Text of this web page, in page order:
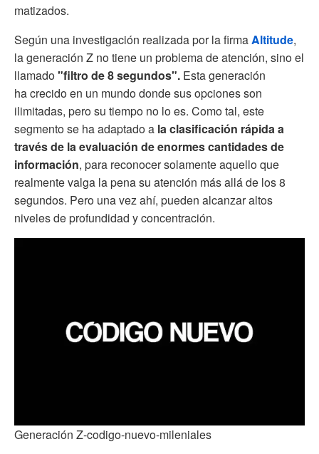
matizados.
Según una investigación realizada por la firmaAltitude,
la generación Z no tiene un problema de atención, sino el
llamado"filtro de 8 segundos". Esta generación
ha crecido en un mundo donde sus opciones son
ilimitadas, pero su tiempo no lo es. Como tal, este
segmento se ha adaptado a la clasificación rápida a
través de la evaluación de enormes cantidades de
información, para reconocer solamente aquello que
realmente valga la pena su atención más allá de los 8
segundos. Pero una vez ahí, pueden alcanzar altos
niveles de profundidad y concentración.
Generación Z-codigo-nuevo-mileniales